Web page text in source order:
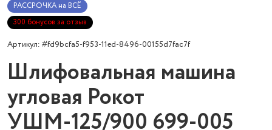
РАССРОЧКА на ВСЁ
300 бонусов за отзыв
Артикул: #fd9bcfa5-f953-11ed-8496-00155d7fac7f
Шлифовальная машина
угловая Рокот
УШМ-125/900 699-005